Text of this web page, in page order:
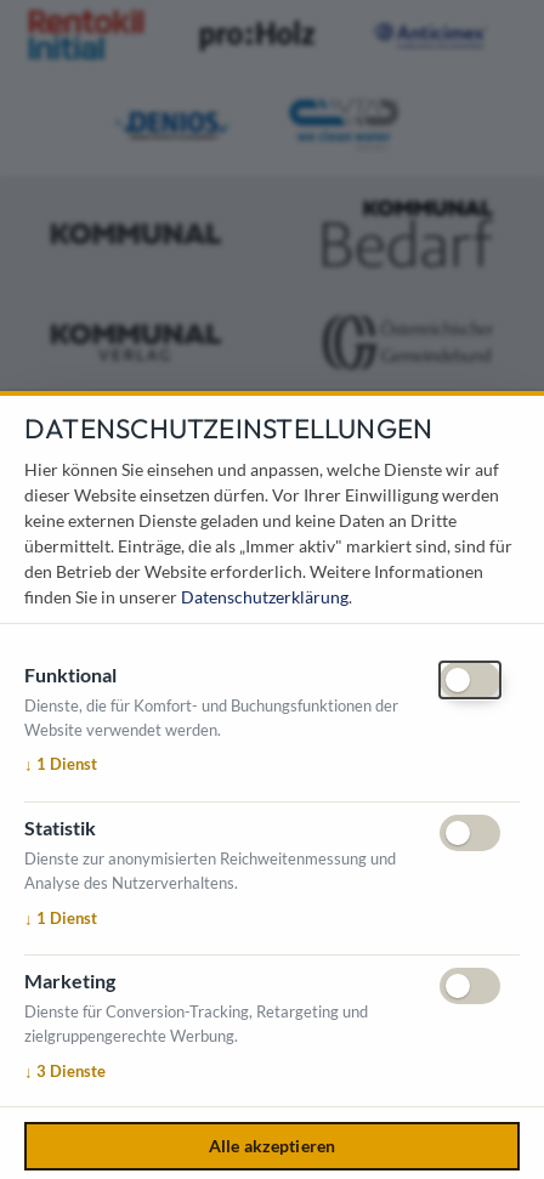
KONTAKT
Österreichischer Kommunal-Verlag GmbH
Löwelstraße 6 / 2. Stock
1010 Wien
messe@kommunal.at
ÖFFNUNGSZEITEN MESSE
2. Oktober 2026, 9-16 Uhr
VERANSTALTUNGSORT
Salzburger Messe
Messezentrum 1
5020 Salzburg
Ausstellerverzeichnis
Impressum
Datenschutzerklärung Kontakt
DATENSCHUTZEINSTELLUNGEN
Hier können Sie einsehen und anpassen, welche Dienste wir auf
dieser Website einsetzen dürfen. Vor Ihrer Einwilligung werden
keine externen Dienste geladen und keine Daten an Dritte
übermittelt. Einträge, die als „Immer aktiv" markiert sind, sind für
den Betrieb der Website erforderlich.Weitere Informationen
finden Sie in unserer Datenschutzerklärung.
Funktional
Dienste, die für Komfort- und Buchungsfunktionen der
Website verwendet werden.
↓ 1 Dienst
Statistik
Dienste zur anonymisierten Reichweitenmessung und
Analyse des Nutzerverhaltens.
↓ 1 Dienst
Marketing
Dienste für Conversion-Tracking, Retargeting und
zielgruppengerechte Werbung.
↓ 3 Dienste
Alle akzeptieren